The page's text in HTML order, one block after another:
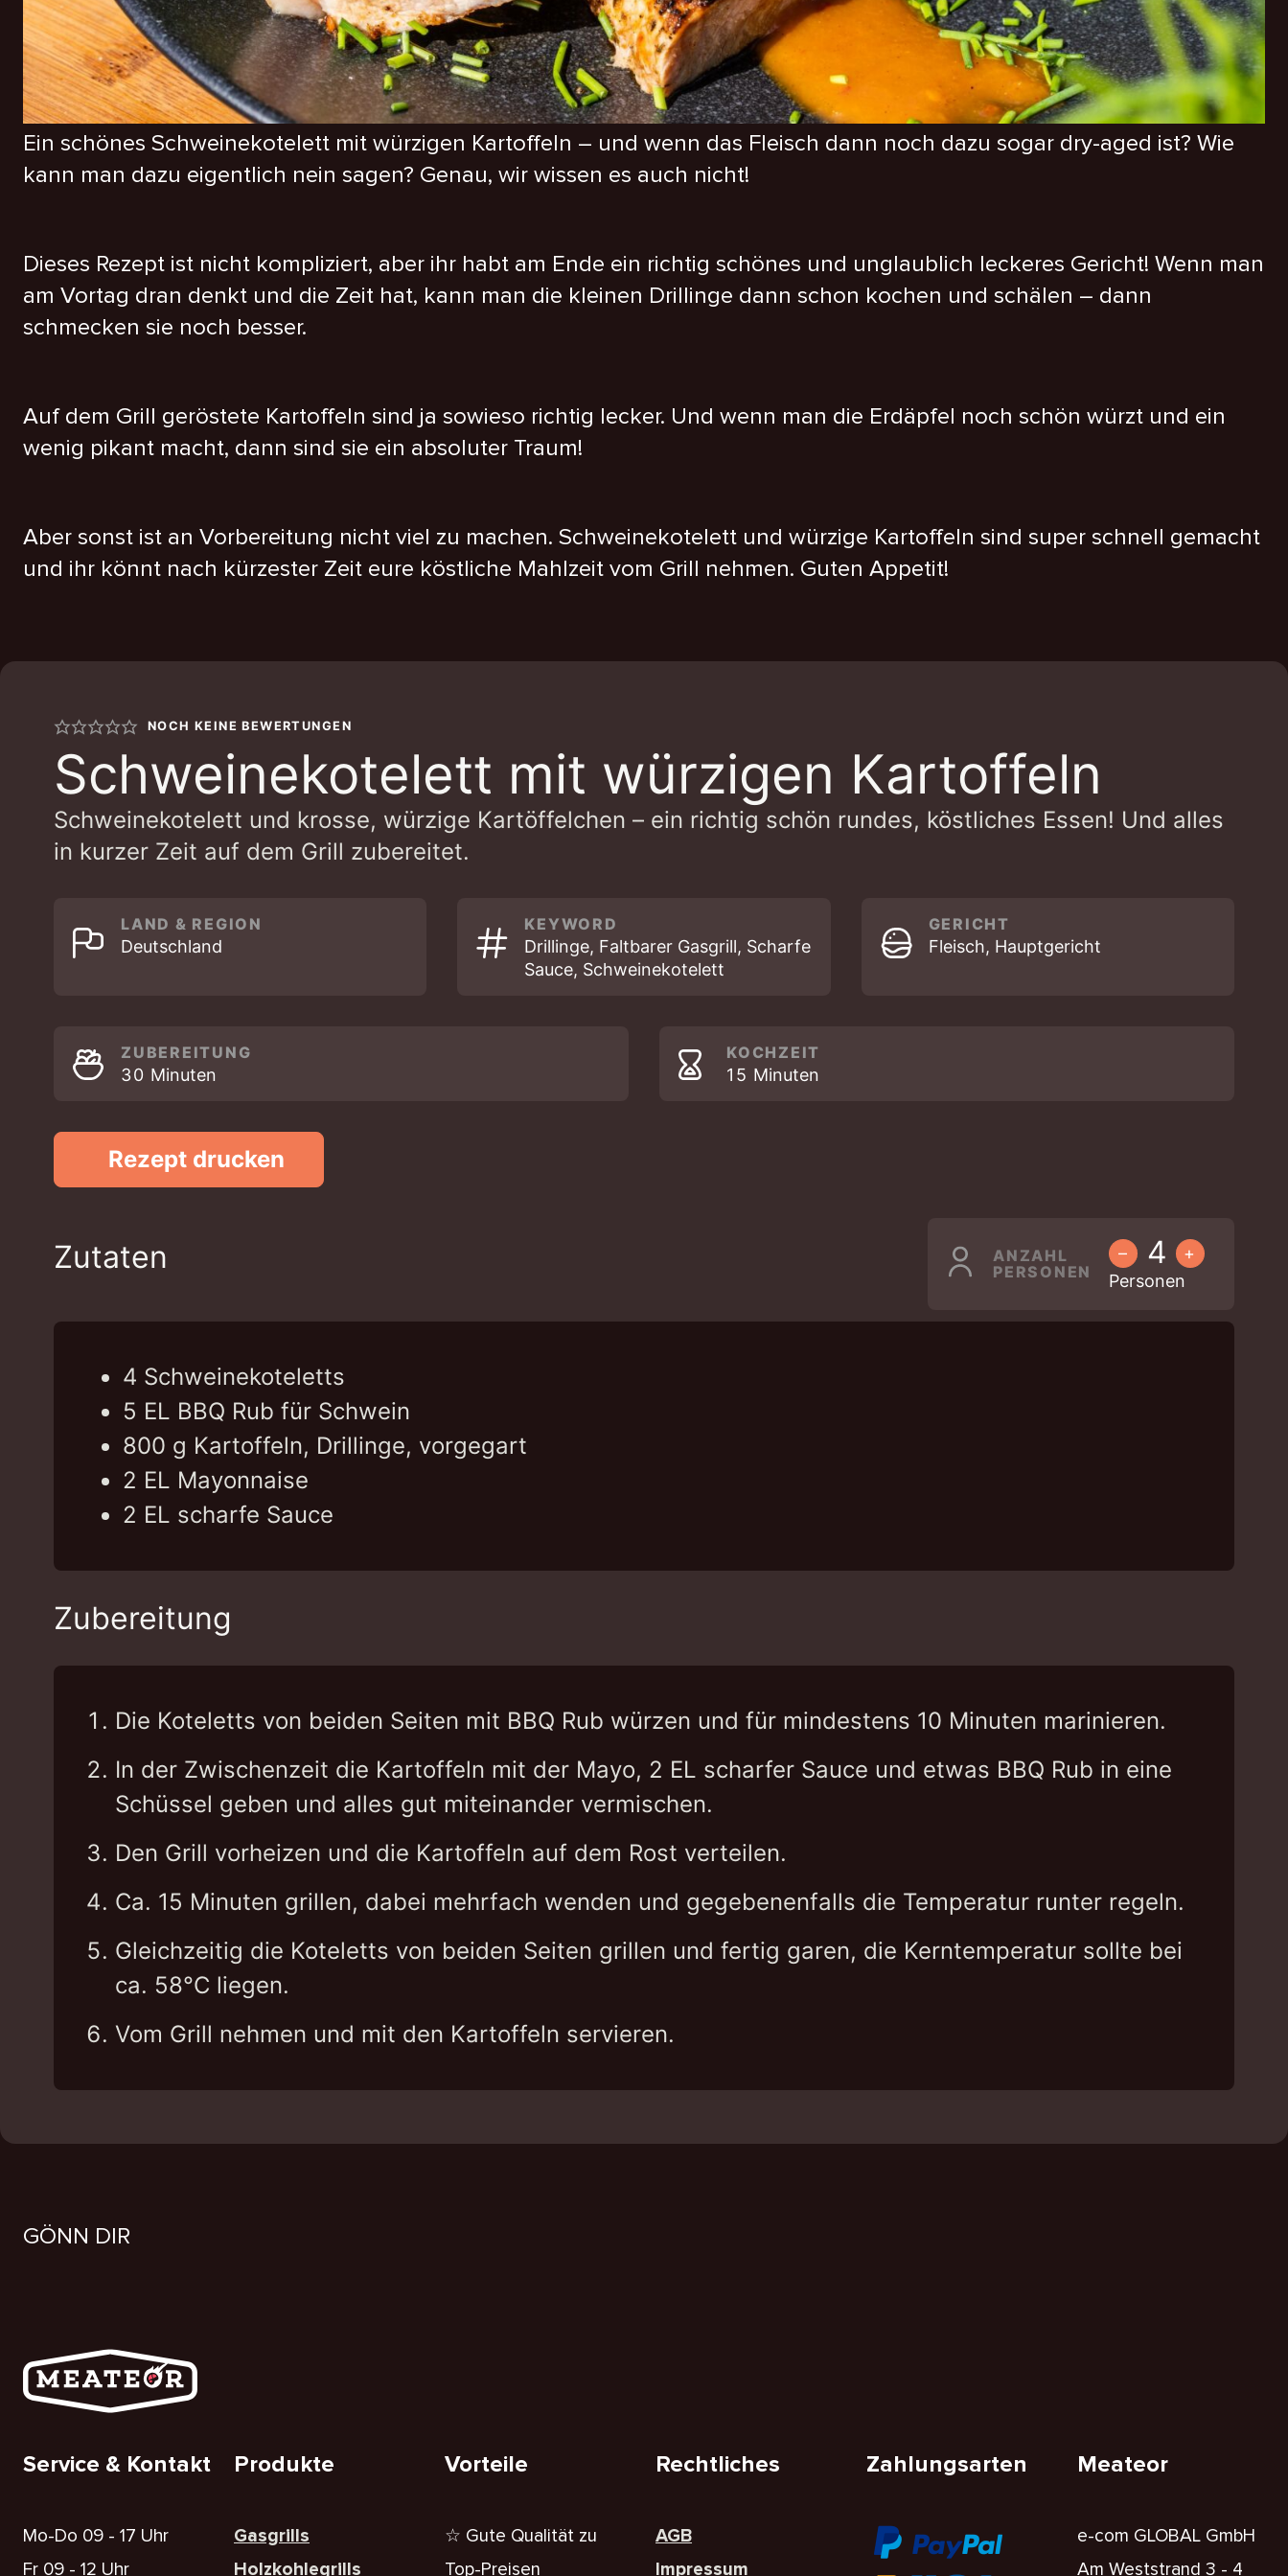
Ein schönes Schweinekotelett mit würzigen Kartoffeln – und wenn das Fleisch dann noch dazu sogar dry-aged ist? Wie
kann man dazu eigentlich nein sagen? Genau, wir wissen es auch nicht!
Dieses Rezept ist nicht kompliziert, aber ihr habt am Ende ein richtig schönes und unglaublich leckeres Gericht! Wenn man
am Vortag dran denkt und die Zeit hat, kann man die kleinen Drillinge dann schon kochen und schälen – dann
schmecken sie noch besser.
Auf dem Grill geröstete Kartoffeln sind ja sowieso richtig lecker. Und wenn man die Erdäpfel noch schön würzt und ein
wenig pikant macht, dann sind sie ein absoluter Traum!
Aber sonst ist an Vorbereitung nicht viel zu machen. Schweinekotelett und würzige Kartoffeln sind super schnell gemacht
und ihr könnt nach kürzester Zeit eure köstliche Mahlzeit vom Grill nehmen. Guten Appetit!
NOCH KEINE BEWERTUNGEN
Schweinekotelett mit würzigen Kartoffeln
Schweinekotelett und krosse, würzige Kartöffelchen – ein richtig schön rundes, köstliches Essen! Und alles
in kurzer Zeit auf dem Grill zubereitet.
LAND & REGION
Deutschland
KEYWORD
Drillinge, Faltbarer Gasgrill, Scharfe
Sauce, Schweinekotelett
GERICHT
Fleisch, Hauptgericht
ZUBEREITUNG
30 MINUTEN
Minuten
KOCHZEIT
15 MINUTEN
Minuten
Rezept drucken
Zutaten
4 Schweinekoteletts
5 EL BBQ Rub für Schwein
800 g Kartoffeln, Drillinge, vorgegart
2 EL Mayonnaise
2 EL scharfe Sauce
ANZAHL
PERSONEN
–
+
Personen
Zubereitung
Die Koteletts von beiden Seiten mit BBQ Rub würzen und für mindestens 10 Minuten marinieren.
In der Zwischenzeit die Kartoffeln mit der Mayo, 2 EL scharfer Sauce und etwas BBQ Rub in eine
Schüssel geben und alles gut miteinander vermischen.
Den Grill vorheizen und die Kartoffeln auf dem Rost verteilen.
Ca. 15 Minuten grillen, dabei mehrfach wenden und gegebenenfalls die Temperatur runter regeln.
Gleichzeitig die Koteletts von beiden Seiten grillen und fertig garen, die Kerntemperatur sollte bei
ca. 58°C liegen.
Vom Grill nehmen und mit den Kartoffeln servieren.
GÖNN DIR
Service & Kontakt
Mo-Do 09 - 17 Uhr
Fr 09 - 12 Uhr
Produkte
Gasgrills
Holzkohlegrills
Vorteile
☆ Gute Qualität zu
Top-Preisen
Rechtliches
AGB
Impressum
Zahlungsarten Meateor
e-com GLOBAL GmbH
Am Weststrand 3 - 4